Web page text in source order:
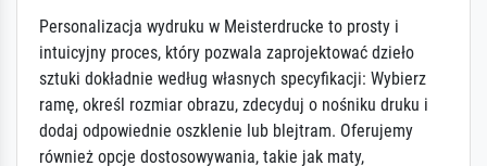
Personalizacja wydruku w Meisterdrucke to prosty i
intuicyjny proces, który pozwala zaprojektować dzieło
sztuki dokładnie według własnych specyfikacji: Wybierz
ramę, określ rozmiar obrazu, zdecyduj o nośniku druku i
dodaj odpowiednie oszklenie lub blejtram. Oferujemy
również opcje dostosowywania, takie jak maty,